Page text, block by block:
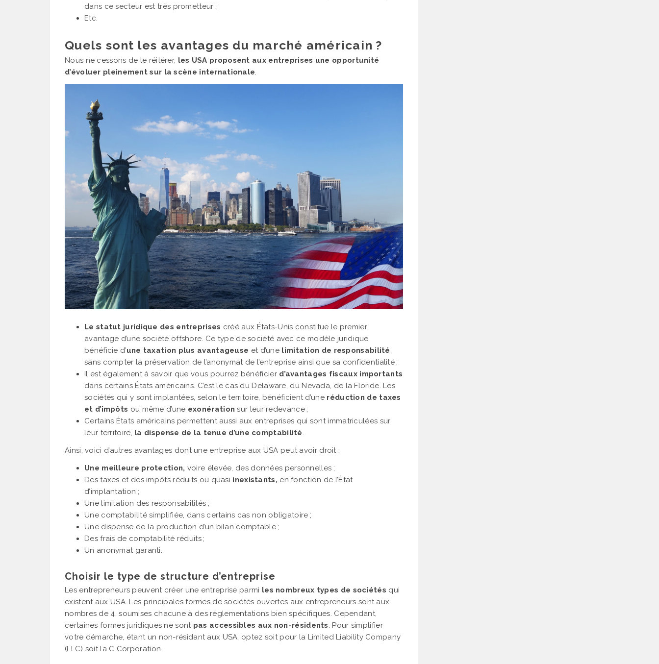
dans ce secteur est très prometteur ;
Etc.
Quels sont les avantages du marché américain ?
Nous ne cessons de le réitérer, les USA proposent aux entreprises une opportunité
d’évoluer pleinement sur la scène internationale.
Le statut juridique des entreprises créé aux États-Unis constitue le premier
avantage d’une société offshore. Ce type de société avec ce modèle juridique
bénéficie d’une taxation plus avantageuse et d’une limitation de responsabilité,
sans compter la préservation de l’anonymat de l’entreprise ainsi que sa confidentialité ;
Il est également à savoir que vous pourrez bénéficier d’avantages fiscaux importants
dans certains États américains. C’est le cas du Delaware, du Nevada, de la Floride. Les
sociétés qui y sont implantées, selon le territoire, bénéficient d’une réduction de taxes
et d’impôts ou même d’une exonération sur leur redevance ;
Certains États américains permettent aussi aux entreprises qui sont immatriculées sur
leur territoire, la dispense de la tenue d’une comptabilité.
Ainsi, voici d’autres avantages dont une entreprise aux USA peut avoir droit :
Une meilleure protection, voire élevée, des données personnelles ;
Des taxes et des impôts réduits ou quasi inexistants, en fonction de l’État
d’implantation ;
Une limitation des responsabilités ;
Une comptabilité simplifiée, dans certains cas non obligatoire ;
Une dispense de la production d’un bilan comptable ;
Des frais de comptabilité réduits ;
Un anonymat garanti.
Choisir le type de structure d’entreprise
Les entrepreneurs peuvent créer une entreprise parmi les nombreux types de sociétés qui
existent aux USA. Les principales formes de sociétés ouvertes aux entrepreneurs sont aux
nombres de 4, soumises chacune à des réglementations bien spécifiques. Cependant,
certaines formes juridiques ne sont pas accessibles aux non-résidents. Pour simplifier
votre démarche, étant un non-résidant aux USA, optez soit pour la Limited Liability Company
(LLC) soit la C Corporation.